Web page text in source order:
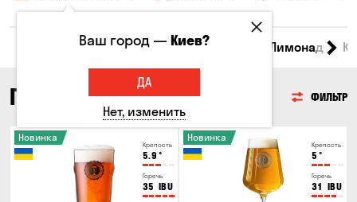
Все товары Пиво Сидр Лимонад
ПИВО ФИЛЬТР
Крепость
5.9 °
Горечь
35 IBU
Новинка
Крепость
5 °
Горечь
31 IBU
Новинка
Ваш город —Киев?
ДА
Нет, изменить